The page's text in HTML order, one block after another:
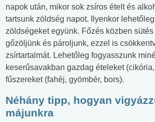
napok után, mikor sok zsíros ételt és
tartsunk zöldség napot. Ilyenkor
zöldségeket együnk. Főzés közben
gőzöljünk és pároljunk, ezzel is
zsírtartalmát. Lehetőleg fogyasszunk
keserűsavakban gazdag ételeket
fűszereket (fahéj, gyömbér, bors).
Néhány tipp, hogyan
májunkra